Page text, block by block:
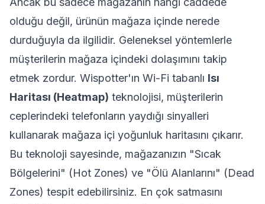
olduğu değil, ürünün mağaza içinde nerede
durduğuyla da ilgilidir. Geleneksel yöntemlerle
müşterilerin mağaza içindeki dolaşımını takip
etmek zordur. Wispotter'ın Wi-Fi tabanlı Isı
Haritası (Heatmap) teknolojisi, müşterilerin
ceplerindeki telefonların yaydığı sinyalleri
kullanarak mağaza içi yoğunluk haritasını çıkarır.
Bu teknoloji sayesinde, mağazanızın "Sıcak
Bölgelerini" (Hot Zones) ve "Ölü Alanlarını" (Dead
Zones) tespit edebilirsiniz. En çok satmasını